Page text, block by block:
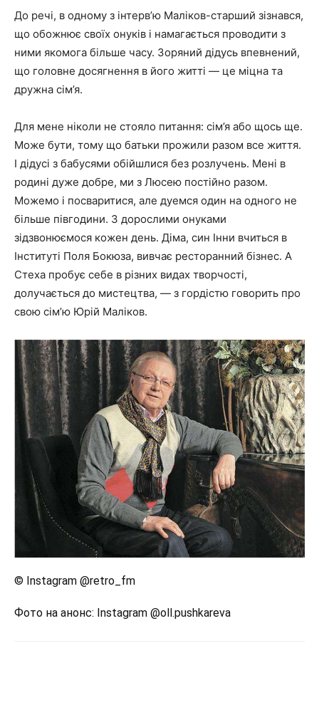
До речі, в одному з інтерв’ю Маліков-старший зізнався,
що обожнює своїх онуків і намагається проводити з
ними якомога більше часу. Зоряний дідусь впевнений,
що головне досягнення в його житті — це міцна та
дружна сім’я.
Для мене ніколи не стояло питання: сім’я або щось ще.
Може бути, тому що батьки прожили разом все життя.
І дідусі з бабусями обійшлися без розлучень. Мені в
родині дуже добре, ми з Люсею постійно разом.
Можемо і посваритися, але дуемся один на одного не
більше півгодини. З дорослими онуками
зідзвонюємося кожен день. Діма, син Інни вчиться в
Інституті Поля Бокюза, вивчає ресторанний бізнес. А
Стеха пробує себе в різних видах творчості,
долучається до мистецтва, — з гордістю говорить про
свою сім’ю Юрій Маліков.
© Instagram @retro_fm
Фото на анонс: Instagram @oll.pushkareva